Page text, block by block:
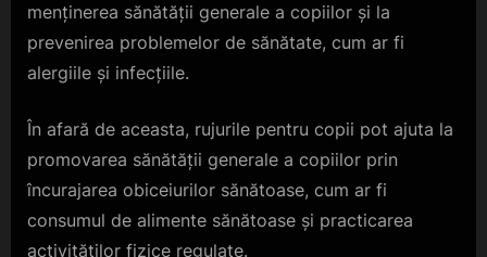
menținerea sănătății generale a copiilor și la
prevenirea problemelor de sănătate, cum ar fi
alergiile și infecțiile.
În afară de aceasta, rujurile pentru copii pot ajuta la
promovarea sănătății generale a copiilor prin
încurajarea obiceiurilor sănătoase, cum ar fi
consumul de alimente sănătoase și practicarea
activităților fizice regulate.